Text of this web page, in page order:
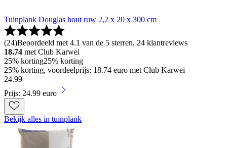
Tuinplank Douglas hout ruw 2,2 x 20 x 300 cm
(24)Beoordeeld met 4.1 van de 5 sterren, 24 klantreviews
18.74 met Club Karwei
25% korting25% korting
25% korting, voordeelprijs: 18.74 euro met Club Karwei
24.99
Prijs: 24.99 euro
Bekijk alles in tuinplank